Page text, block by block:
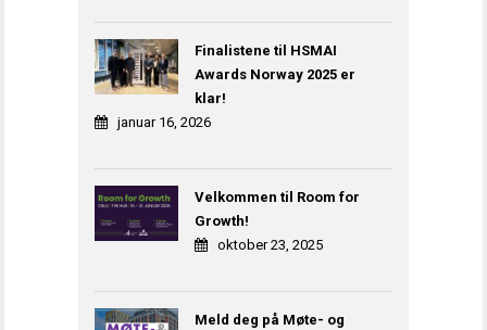
Finalistene til HSMAI
Awards Norway 2025 er
klar!
januar 16, 2026
Velkommen til Room for
Growth!
oktober 23, 2025
Meld deg på Møte- og